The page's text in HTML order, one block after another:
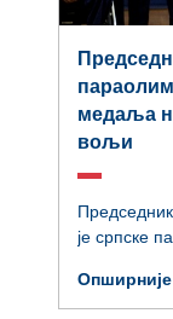
медаља
вољи
је српске
њихових
Опширније